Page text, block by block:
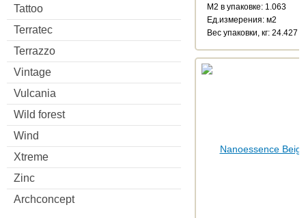
Tattoo
Terratec
Terrazzo
Vintage
Vulcania
Wild forest
Wind
Xtreme
Zinc
Archconcept
М2 в упаковке: 1.063
Ед.измерения: м2
Веc упаковки, кг: 24.427